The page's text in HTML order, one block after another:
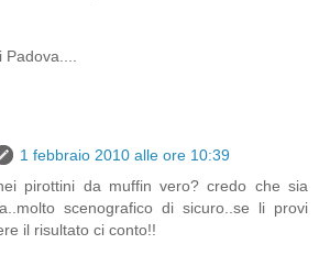
1 febbraio 2010 alle ore 10:39
pirottini da muffin vero? credo che sia
scenografico di sicuro..se li provi
il risultato ci conto!!